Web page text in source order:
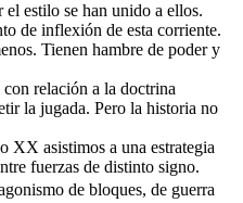
estilo se han unido a ellos.
de inflexión de esta corriente.
Tienen hambre de poder y
relación a la doctrina
la jugada. Pero la historia no
XX asistimos a una estrategia
fuerzas de distinto signo.
de bloques, de guerra